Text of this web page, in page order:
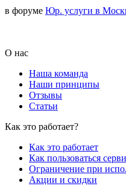
в форуме Юр. услуги в
О нас
Наша команда
Наши принципы
Отзывы
Статьи
Как это работает?
Как это работает
Как пользоваться
Ограничение при
Акции и скидки